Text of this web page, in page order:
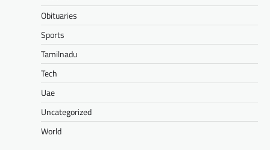
Obituaries
Sports
Tamilnadu
Tech
Uae
Uncategorized
World